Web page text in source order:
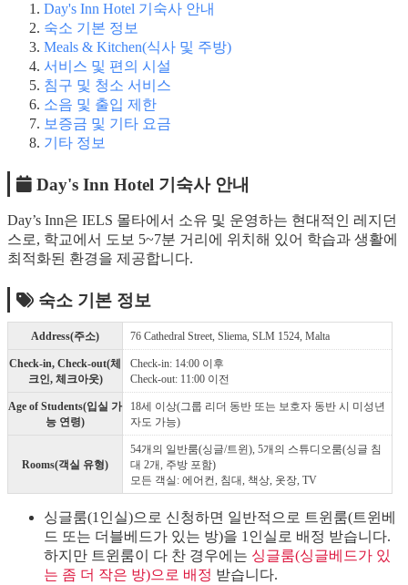
Day's Inn Hotel 기숙사 안내
숙소 기본 정보
Meals & Kitchen(식사 및 주방)
서비스 및 편의 시설
침구 및 청소 서비스
소음 및 출입 제한
보증금 및 기타 요금
기타 정보
Day's Inn Hotel 기숙사 안내
Day’s Inn은 IELS 몰타에서 소유 및 운영하는 현대적인 레지던
스로, 학교에서 도보 5~7분 거리에 위치해 있어 학습과 생활에
최적화된 환경을 제공합니다.
숙소 기본 정보
Address(주소) 76 Cathedral Street, Sliema, SLM 1524, Malta
Check-in, Check-out(체
크인, 체크아웃)
Check-in: 14:00 이후
Check-out: 11:00 이전
Age of Students(입실 가
능 연령)
18세 이상(그룹 리더 동반 또는 보호자 동반 시 미성년
자도 가능)
Rooms(객실 유형)
54개의 일반룸(싱글/트윈), 5개의 스튜디오룸(싱글 침
대 2개, 주방 포함)
모든 객실: 에어컨, 침대, 책상, 옷장, TV
싱글룸(1인실)으로 신청하면 일반적으로 트윈룸(트윈베
드 또는 더블베드가 있는 방)을 1인실로 배정 받습니다.
하지만 트윈룸이 다 찬 경우에는 싱글룸(싱글베드가 있
는 좀 더 작은 방)으로 배정 받습니다.